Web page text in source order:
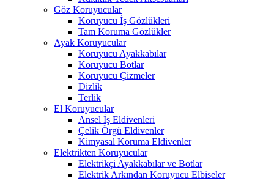
Göz Koruyucular
Koruyucu İş Gözlükleri
Tam Koruma Gözlükler
Ayak Koruyucular
Koruyucu Ayakkabılar
Koruyucu Botlar
Koruyucu Çizmeler
Dizlik
Terlik
El Koruyucular
Ansel İş Eldivenleri
Çelik Örgü Eldivenler
Kimyasal Koruma Eldivenler
Elektrikten Koruyucular
Elektrikçi Ayakkabılar ve Botlar
Elektrik Arkından Koruyucu Elbiseler